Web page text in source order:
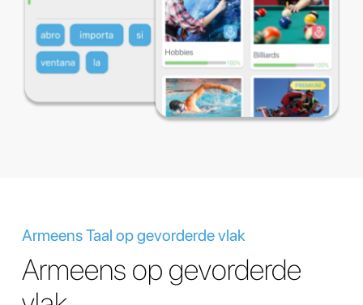
Armeens Taal op gevorderde vlak
Armeens op gevorderde